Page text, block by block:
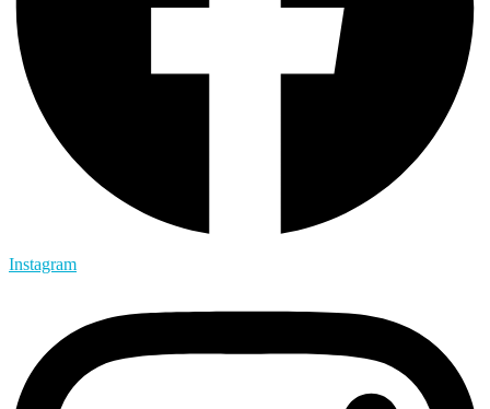
Instagram